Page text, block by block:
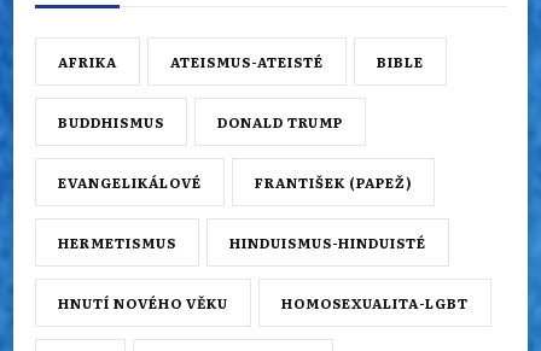
AFRIKA ATEISMUS-ATEISTÉ BIBLE
BUDDHISMUS DONALD TRUMP
EVANGELIKÁLOVÉ FRANTIŠEK (PAPEŽ)
HERMETISMUS HINDUISMUS-HINDUISTÉ
HNUTÍ NOVÉHO VĚKU HOMOSEXUALITA-LGBT